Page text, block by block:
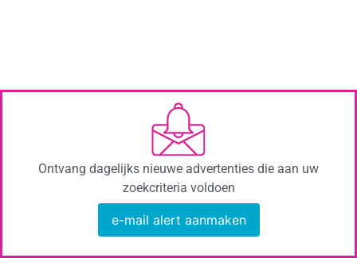
Ontvang dagelijks nieuwe advertenties die aan uw
zoekcriteria voldoen
e-mail alert aanmaken